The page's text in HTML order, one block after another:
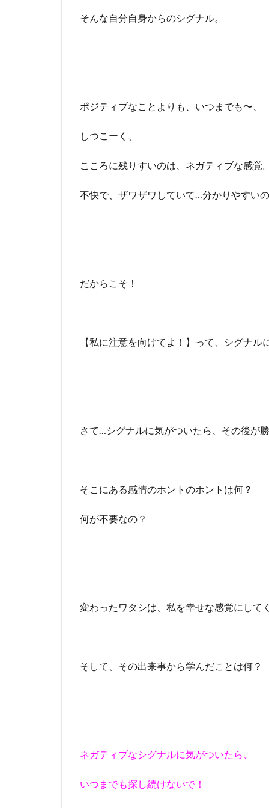
そんな自分自身からのシグナル。
ポジティブなことよりも、いつまでも〜、
しつこーく、
こころに残りすいのは、ネガティブな感覚。
不快で、ザワザワしていて…分かりやすいの
だからこそ！
【私に注意を向けてよ！】って、シグナル
さて…シグナルに気がついたら、その後が勝
そこにある感情のホントのホントは何？
何が不要なの？
変わったワタシは、私を幸せな感覚にして
そして、その出来事から学んだことは何？
ネガティブなシグナルに気がついたら、
いつまでも探し続けないで！